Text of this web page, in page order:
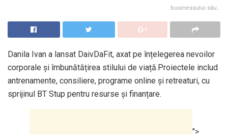
businessului său…
Danila Ivan a lansat DaivDaFit, axat pe înțelegerea nevoilor
corporale și îmbunătățirea stilului de viață.Proiectele includ
antrenamente, consiliere, programe online și retreaturi, cu
sprijinul BT Stup pentru resurse și finanțare.
">